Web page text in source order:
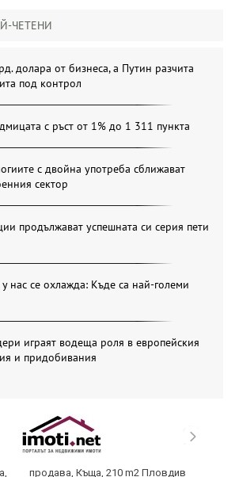
ЧЕТЕНИ
долара от бизнеса, а Путин разчита
под контрол
с ръст от 1% до 1 311 пункта
с двойна употреба сближават
сектор
продължават успешната си серия пети
нас се охлажда: Къде са най-големи
играят водеща роля в европейския
и придобивания
продава, Къща, 210 m2 Пловдив